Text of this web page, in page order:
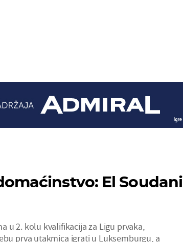
El Soudani
u 2. kolu kvalifikacija za Ligu prvaka,
prva utakmica igrati u Luksemburgu, a